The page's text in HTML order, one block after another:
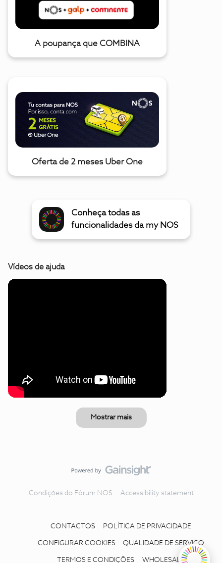
A poupança que COMBINA
Oferta de 2 meses Uber One
Conheça todas as
funcionalidades da my NOS
Vídeos de ajuda
Mostrar mais
Condições do Fórum NOS Accessibility statement
CONTACTOS POLÍTICA DE PRIVACIDADE
CONFIGURAR COOKIES QUALIDADE DE SERVIÇO
TERMOS E CONDIÇÕES WHOLESALE